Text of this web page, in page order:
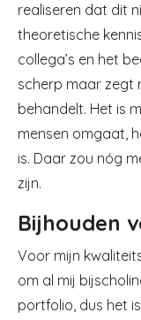
realiseren dat dit
theoretische
collega’s en het
scherp maar zegt
behandelt. Het is
mensen omgaat,
is. Daar zou nóg
zijn.
Bijhouden
Voor mijn
om al mij
portfolio, dus het